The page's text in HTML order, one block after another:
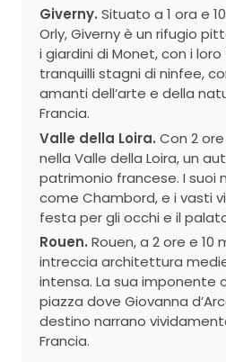
Giverny. Situato a 1 ora e
Orly, Giverny è un rifugio
i giardini di Monet, con i loro
tranquilli stagni di ninfee,
amanti dell’arte e della
Francia.
Valle della Loira. Con 2
nella Valle della Loira, un
patrimonio francese. I suoi
come Chambord, e i vasti
festa per gli occhi e il
Rouen. Rouen, a 2 ore e 10
intreccia architettura
intensa. La sua imponente
piazza dove Giovanna
destino narrano
Francia.